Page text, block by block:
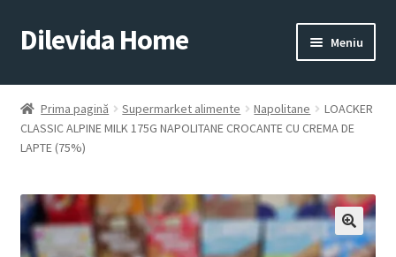
Sari
la
Sari
la
Dilevida Home Meniu
Prima pagină Supermarket alimente Napolitane
LOACKER
CLASSIC ALPINE MILK 175G NAPOLITANE CROCANTE CU CREMA DE
LAPTE (75%)